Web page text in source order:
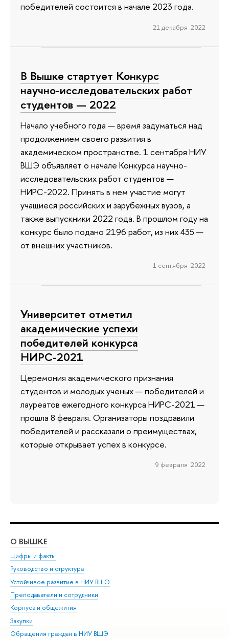
победителей состоится в начале 2023 года.
21 декабря 2022
В Вышке стартует Конкурс
научно-исследовательских работ
студентов — 2022
Начало учебного года — время задуматься над
продолжением своего развития в
академическом пространстве. 1 сентября НИУ
ВШЭ объявляет о начале Конкурса научно-
исследовательских работ студентов —
НИРС-2022. Принять в нем участие могут
учащиеся российских и зарубежных вузов, а
также выпускники 2022 года. В прошлом году на
конкурс было подано 2196 работ, из них 435 —
от внешних участников.
1 сентября 2022
Университет отметил
академические успехи
победителей конкурса
НИРС-2021
Церемония академического признания
студентов и молодых ученых — победителей и
лауреатов ежегодного конкурса НИРС-2021 —
прошла 8 февраля. Организаторы поздравили
победителей и рассказали о преимуществах,
которые открывает успех в конкурсе.
9 февраля 2022
О ВЫШКЕ
Цифры и факты
Руководство и структура
Устойчивое развитие в НИУ ВШЭ
Преподаватели и сотрудники
Корпуса и общежития
Закупки
Обращения граждан в НИУ ВШЭ